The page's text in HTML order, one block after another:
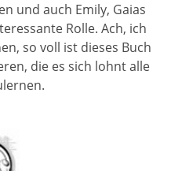
und auch Emily, Gaias
Rolle. Ach, ich
so voll ist dieses Buch
die es sich lohnt alle